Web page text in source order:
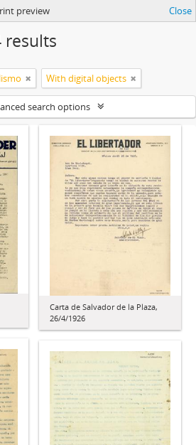
preview Close
results
With digital objects
search options
Carta de Salvador de la Plaza,
26/4/1926